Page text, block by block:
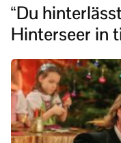
“Du
Hinterseer in